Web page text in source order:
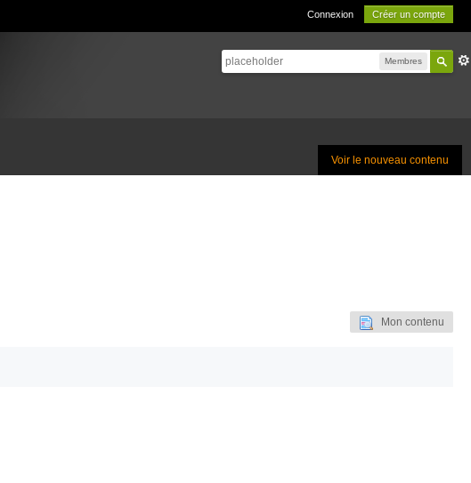
Connexion Créer un compte
Membres
Voir le nouveau contenu
Mon contenu